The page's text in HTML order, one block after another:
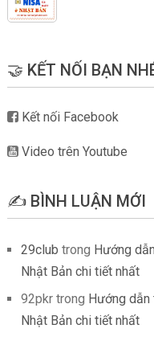
🤝 KẾT NỐI BẠN
Kết nối Facebook
Video trên Youtube
✍️ BÌNH LUẬN MỚI
29club trong Hướng
Nhật Bản chi tiết nhất
92pkrtrong Hướng
Nhật Bản chi tiết nhất